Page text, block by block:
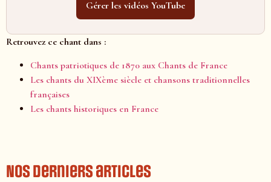
Gérer les vidéos YouTube
Retrouvez ce chant dans :
Chants patriotiques de 1870 aux Chants de France
Les chants du XIXème siècle et chansons traditionnelles
françaises
Les chants historiques en France
Nos derniers articles